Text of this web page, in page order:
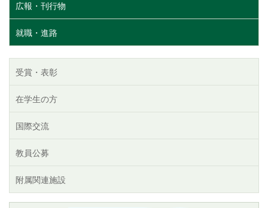
広報・刊行物
就職・進路
受賞・表彰
在学生の方
国際交流
教員公募
附属関連施設